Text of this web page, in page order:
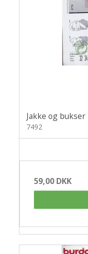
Jakke og bukser
7492
59,00 DKK